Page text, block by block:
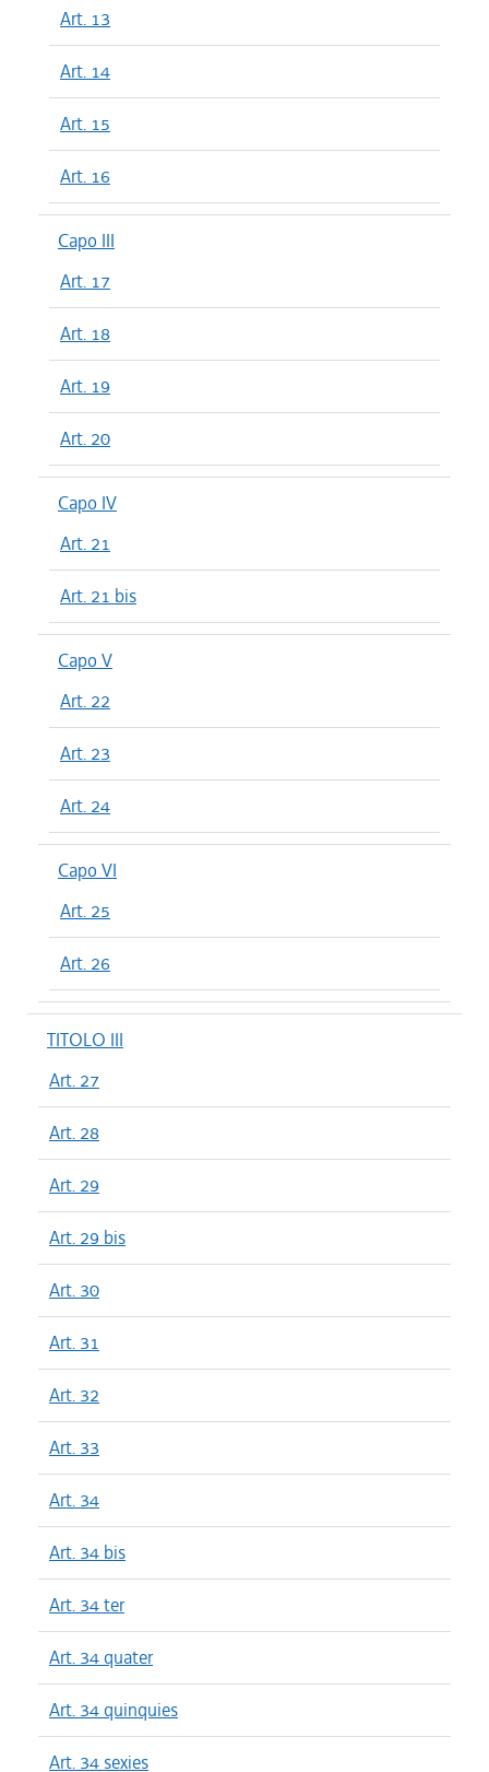
Art. 13
Art. 14
Art. 15
Art. 16
Capo III
Art. 17
Art. 18
Art. 19
Art. 20
Capo IV
Art. 21
Art. 21 bis
Capo V
Art. 22
Art. 23
Art. 24
Capo VI
Art. 25
Art. 26
TITOLO III
Art. 27
Art. 28
Art. 29
Art. 29 bis
Art. 30
Art. 31
Art. 32
Art. 33
Art. 34
Art. 34 bis
Art. 34 ter
Art. 34 quater
Art. 34 quinquies
Art. 34 sexies